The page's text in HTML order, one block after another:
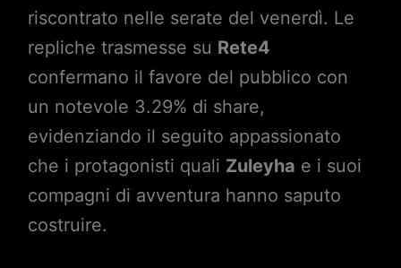
riscontrato nelle serate del venerdì. Le
repliche trasmesse su Rete4
confermano il favore del pubblico con
un notevole 3.29% di share,
evidenziando il seguito appassionato
che i protagonisti quali Zuleyha e i suoi
compagni di avventura hanno saputo
costruire.